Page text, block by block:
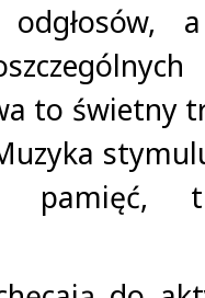
to świetny
pamięć,